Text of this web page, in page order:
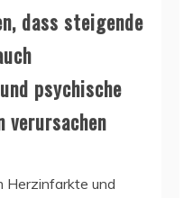
dass steigende
psychische
verursachen
Herzinfarkte und